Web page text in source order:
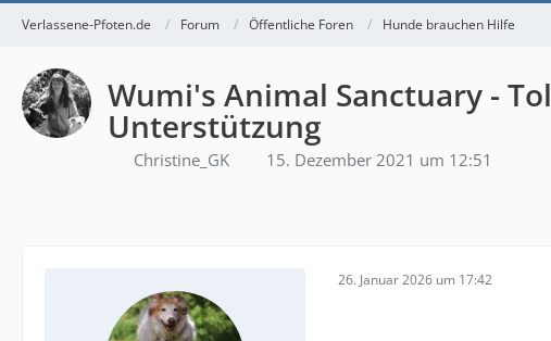
Verlassene-Pfoten.de Forum Öffentliche Foren Hunde brauchen Hilfe
Wumi's Animal Sanctuary -
Unterstützung
Christine_GK 15. Dezember 2021 um 12:51
26. Januar 2026 um 17:42